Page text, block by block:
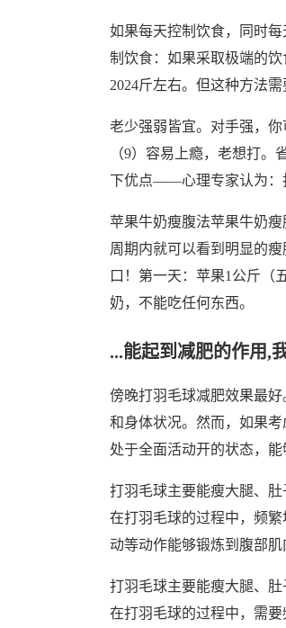
如果每天控制饮食，同时
制饮食：如果采取极端的
2024斤左右。但这种方法
老少强弱皆宜。对手强，
（9）容易上瘾，老想打
下优点——心理专家认为：
苹果牛奶瘦腹法苹果牛奶
周期内就可以看到明显的
口！第一天：苹果1公斤（
奶，不能吃任何东西。
...能起到减肥的作用,
傍晚打羽毛球减肥效果最
和身体状况。然而，如果
处于全面活动开的状态，能
打羽毛球主要能瘦大腿、
在打羽毛球的过程中，频
动等动作能够锻炼到腹部肌
打羽毛球主要能瘦大腿、
在打羽毛球的过程中，需